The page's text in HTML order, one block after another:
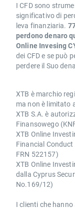
I CFD sono
significativo di
leva finanziaria.
perdono denaro
Online Invesing
dei CFD e se può
perdere il Suo
XTB è marchio
ma non è limitato
XTB S.A. è
Finansowego
XTB Online
Financial
FRN 522157)
XTB Online
dalla Cyprus
No.169/12)
I clienti che